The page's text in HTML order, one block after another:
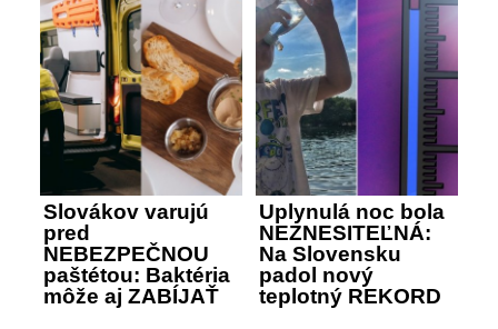
Slovákov varujú
pred
NEBEZPEČNOU
paštétou: Baktéria
môže aj ZABÍJAŤ
Uplynulá noc bola
NEZNESITEĽNÁ:
Na Slovensku
padol nový
teplotný REKORD